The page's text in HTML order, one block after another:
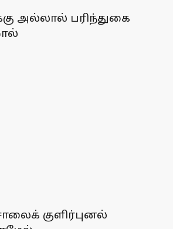
அல்லால் பரிந்துகை
குளிர்புனல்